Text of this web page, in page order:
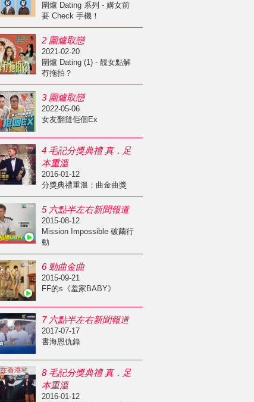
圍爐 Dating 系列 - 媾女前
要 Check 手機！
2 圍爐取戀
2021-02-20
圍爐 Dating (1) - 靚女點解
冇拖拍？
3 圍爐取戀
2022-05-06
女友翻撻佢個Ex
4 毛記分獎典禮 真．足
本重溫
2016-01-12
分獎典禮重溫：曲金曲獎
5 六點半左右新聞報道
2015-08-12
Mission Impossible 破繭行
動
6 勁曲金曲
2015-09-21
FF的s《羞家BABY》
7 六點半左右新聞報道
2017-07-17
書海恩仇錄
8 毛記分獎典禮 真．足
本重溫
2016-01-12